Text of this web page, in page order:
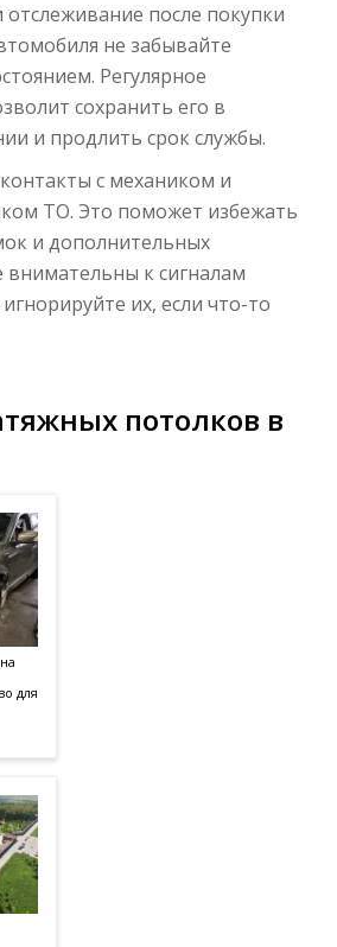
отслеживание после покупки
не забывайте
Регулярное
сохранить его в
и продлить срок службы.
с механиком и
ТО. Это поможет избежать
и дополнительных
внимательны к сигналам
их, если что-то
потолков в
для